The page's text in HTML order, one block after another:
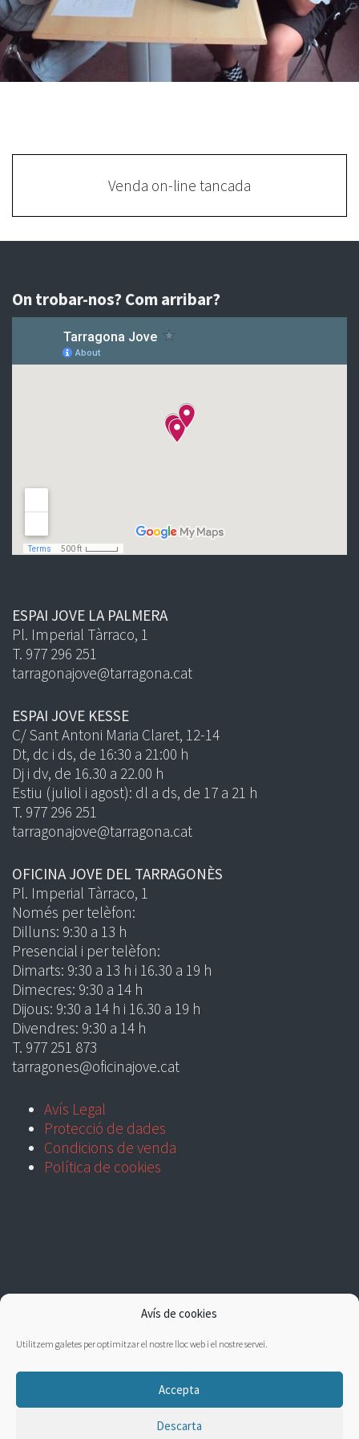
Avís de cookies
Utilitzem galetes per optimitzar el nostre lloc web i el nostre servei.
Accepta
Descarta
Venda on-line tancada
On trobar-nos? Com arribar?
ESPAI JOVE LA PALMERA
Pl. Imperial Tàrraco, 1
T. 977 296 251
tarragonajove@tarragona.cat
ESPAI JOVE KESSE
C/ Sant Antoni Maria Claret, 12-14
Dt, dc i ds, de 16:30 a 21:00 h
Dj i dv, de 16.30 a 22.00 h
Estiu (juliol i agost): dl a ds, de 17 a 21 h
T. 977 296 251
tarragonajove@tarragona.cat
OFICINA JOVE DEL TARRAGONÈS
Pl. Imperial Tàrraco, 1
Només per telèfon:
Dilluns: 9:30 a 13 h
Presencial i per telèfon:
Dimarts: 9:30 a 13 h i 16.30 a 19 h
Dimecres: 9:30 a 14 h
Dijous: 9:30 a 14 h i 16.30 a 19 h
Divendres: 9:30 a 14 h
T. 977 251 873
tarragones@oficinajove.cat
Avís Legal
Protecció de dades
Condicions de venda
Política de cookies